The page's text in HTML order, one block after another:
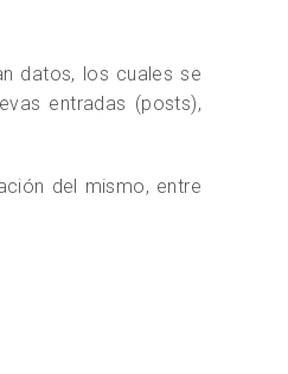
datos, los cuales se
entradas (posts),
del mismo, entre